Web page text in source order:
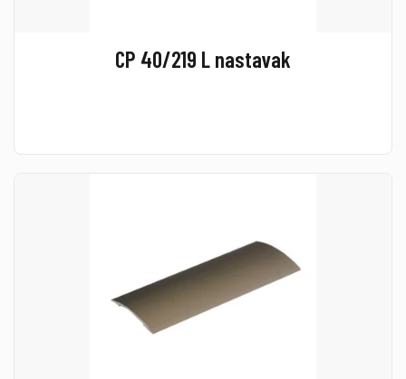
CP 40/219 L nastavak